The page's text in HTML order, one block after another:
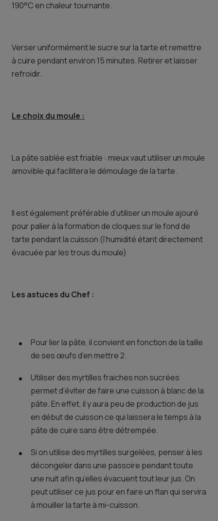
190°C en chaleur tournante.
Verser uniformément le sucre sur la tarte et remettre
à cuire pendant environ 15 minutes. Retirer et laisser
refroidir.
Le choix du moule :
La pâte sablée est friable : mieux vaut utiliser un moule
amovible qui facilitera le démoulage de la tarte.
Il est également préférable d’utiliser un moule ajouré
pour palier à la formation de cloques sur le fond de
tarte pendant la cuisson (l’humidité étant directement
évacuée par les trous du moule)
Les astuces du Chef :
Pour lier la pâte, il convient en fonction de la taille
de ses œufs d’en mettre 2.
Utiliser des myrtilles fraiches non sucrées
permet d’éviter de faire une cuisson à blanc de la
pâte. En effet, il y aura peu de production de jus
en début de cuisson ce qui laissera le temps à la
pâte de cuire sans être détrempée.
Si on utilise des myrtilles surgelées, penser à les
décongeler dans une passoire pendant toute
une nuit afin qu’elles évacuent tout leur jus. On
peut utiliser ce jus pour en faire un flan qui servira
à mouiller la tarte à mi-cuisson.